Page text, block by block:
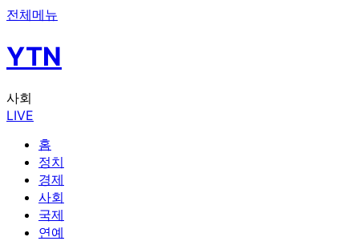
전체메뉴
YTN
사회
LIVE
홈
정치
경제
사회
국제
연예